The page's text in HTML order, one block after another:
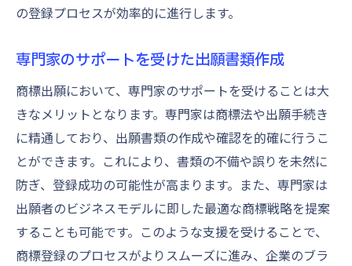
の登録プロセスが効率的に進行します。
専門家のサポートを受けた出願書類作成
商標出願において、専門家のサポートを受けることは大
きなメリットとなります。専門家は商標法や出願手続き
に精通しており、出願書類の作成や確認を的確に行うこ
とができます。これにより、書類の不備や誤りを未然に
防ぎ、登録成功の可能性が高まります。また、専門家は
出願者のビジネスモデルに即した最適な商標戦略を提案
することも可能です。このような支援を受けることで、
商標登録のプロセスがよりスムーズに進み、企業のブラ